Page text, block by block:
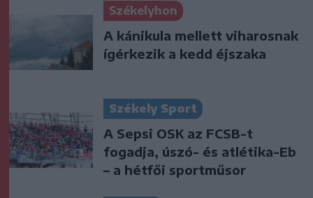
Székelyhon
A kánikula mellett viharosnak
ígérkezik a kedd éjszaka
Székely Sport
A Sepsi OSK az FCSB-t
fogadja, úszó- és atlétika-Eb
– a hétfői sportműsor